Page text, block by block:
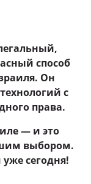
способ
Он
с
права.
— и это
выбором.
сегодня!